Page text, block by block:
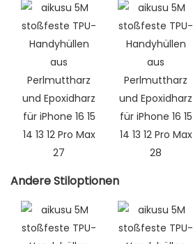
Andere Stiloptionen